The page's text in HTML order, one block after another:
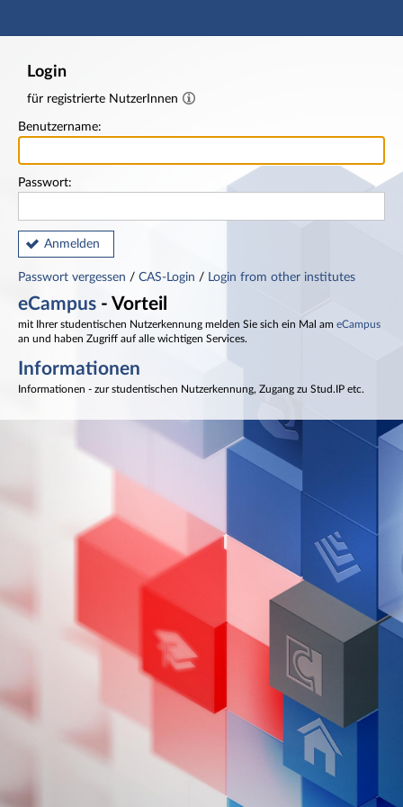
Hauptnavigation
Login
für registrierte NutzerInnen
Benutzername:
Passwort:
Anmelden
Passwort vergessen / CAS-Login / Login from other institutes
eCampus - Vorteil
mit Ihrer studentischen Nutzerkennung melden Sie sich ein Mal am eCampus
an und haben Zugriff auf alle wichtigen Services.
Informationen
Informationen - zur studentischen Nutzerkennung, Zugang zu Stud.IP etc.